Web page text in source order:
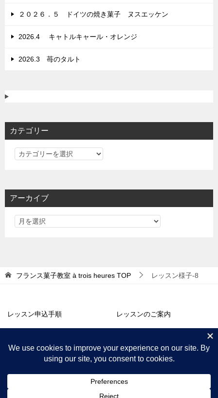
２０２６．５ ドイツの焼き菓子 ヌスエッケン
2026.4 キャトルキャール・オレンジ
2026.3 苺のタルト
カテゴリー
カ
リ
アーカイブ
フランス菓子教室 à trois heures TOP レッスン様子-8
レッスン申込手順 レッスンのご案内